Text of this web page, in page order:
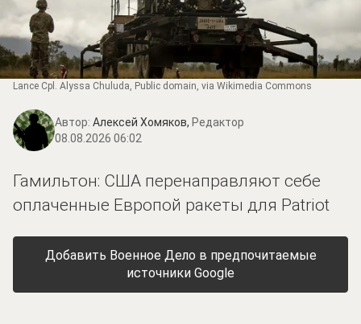
Lance Cpl. Alyssa Chuluda, Public domain, via Wikimedia Commons
Автор: Алексей Хомяков, Редактор
08.08.2026 06:02
Гамильтон: США перенаправляют себе
оплаченные Европой ракеты для Patriot
Добавить Военное Дело в предпочитаемые
источники Google